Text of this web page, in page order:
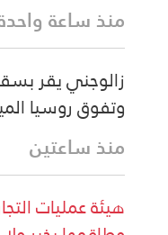
منذ ساعة
زالوجني يقر
وتفوق روسيا
منذ ساعتين
هيئة عمليات